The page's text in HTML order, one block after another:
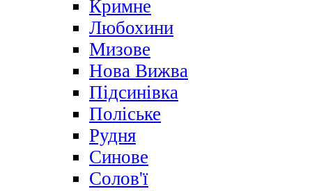
Кримне
Любохини
Мизове
Нова Вижва
Підсинівка
Поліське
Рудня
Синове
Солов'ї